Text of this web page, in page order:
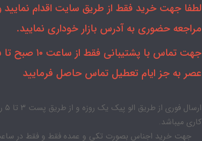
لطفا جهت خرید فقط از طریق سایت اقدام نمایید
مراجعه حضوری به آدرس بازار خوداری نمایید.
جهت
عصر به جز ایام تعطیل تماس حاصل فرمایید
ارسال
کاری میباشد.